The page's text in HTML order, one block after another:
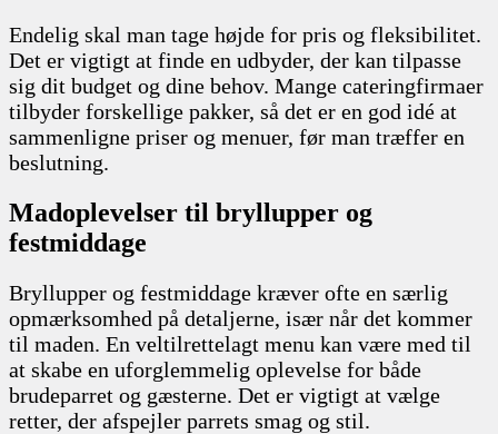
Endelig skal man tage højde for pris og fleksibilitet.
Det er vigtigt at finde en udbyder, der kan tilpasse
sig dit budget og dine behov. Mange cateringfirmaer
tilbyder forskellige pakker, så det er en god idé at
sammenligne priser og menuer, før man træffer en
beslutning.
Madoplevelser til bryllupper og
festmiddage
Bryllupper og festmiddage kræver ofte en særlig
opmærksomhed på detaljerne, især når det kommer
til maden. En veltilrettelagt menu kan være med til
at skabe en uforglemmelig oplevelse for både
brudeparret og gæsterne. Det er vigtigt at vælge
retter, der afspejler parrets smag og stil.